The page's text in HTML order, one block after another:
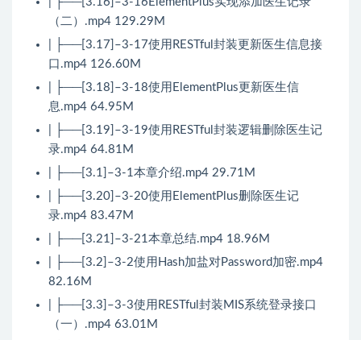
（二）.mp4 129.29M
| ├──[3.17]–3-17使用RESTful封装更新医生信息接
口.mp4 126.60M
| ├──[3.18]–3-18使用ElementPlus更新医生信
息.mp4 64.95M
| ├──[3.19]–3-19使用RESTful封装逻辑删除医生记
录.mp4 64.81M
| ├──[3.1]–3-1本章介绍.mp4 29.71M
| ├──[3.20]–3-20使用ElementPlus删除医生记
录.mp4 83.47M
| ├──[3.21]–3-21本章总结.mp4 18.96M
| ├──[3.2]–3-2使用Hash加盐对Password加密.mp4
82.16M
| ├──[3.3]–3-3使用RESTful封装MIS系统登录接口
（一）.mp4 63.01M